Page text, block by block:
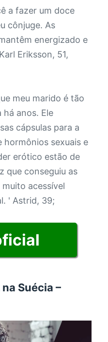
a fazer um doce
cônjuge. As
energizado e
Karl Eriksson, 51,
meu marido é tão
há anos. Ele
cápsulas para a
hormônios sexuais e
erótico estão de
que conseguiu as
acessível
' Astrid, 39;
Suécia –